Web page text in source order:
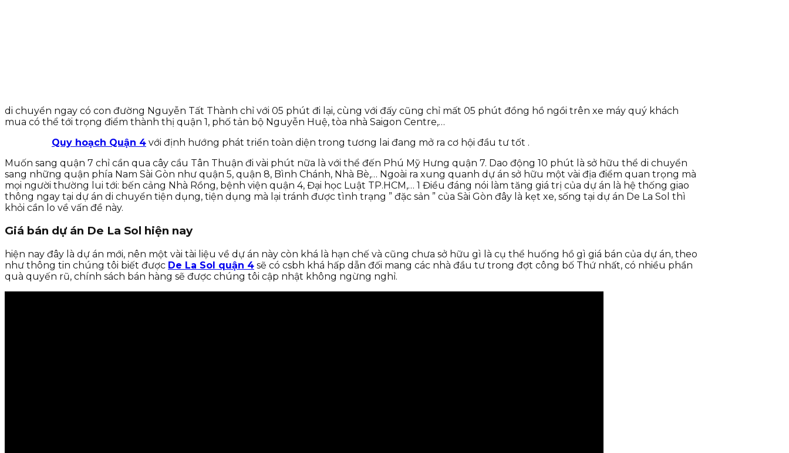
di chuyển ngay có con đường Nguyễn Tất Thành chỉ với 05 phút đi lại, cùng với đấy cũng chỉ mất 05 phút đồng hồ ngồi trên xe máy quý khách
mua có thể tới trọng điểm thành thị quận 1, phố tản bộ Nguyễn Huệ, tòa nhà Saigon Centre,…
Quy hoạch Quận 4 với định hướng phát triển toàn diện trong tương lai đang mở ra cơ hội đầu tư tốt .
Muốn sang quận 7 chỉ cần qua cây cầu Tân Thuận đi vài phút nữa là với thể đến Phú Mỹ Hưng quận 7. Dao động 10 phút là sở hữu thể di chuyển
sang những quận phía Nam Sài Gòn như quận 5, quận 8, Bình Chánh, Nhà Bè,… Ngoài ra xung quanh dự án sở hữu một vài địa điểm quan trọng mà
mọi người thường lui tới: bến cảng Nhà Rồng, bệnh viện quận 4, Đại học Luật TP.HCM,… 1 Điều đáng nói làm tăng giá trị của dự án là hệ thống giao
thông ngay tại dự án di chuyển tiện dụng, tiện dụng mà lại tránh được tình trạng ” đặc sản ” của Sài Gòn đây là kẹt xe, sống tại dự án De La Sol thì
khỏi cần lo về vấn đề này.
Giá bán dự án De La Sol hiện nay
hiện nay đây là dự án mới, nên một vài tài liệu về dự án này còn khá là hạn chế và cũng chưa sở hữu gì là cụ thể huống hồ gì giá bán của dự án, theo
như thông tin chúng tôi biết được De La Sol quận 4 sẽ có csbh khá hấp dẫn đối mang các nhà đầu tư trong đợt công bố Thứ nhất, có nhiều phần
quà quyến rũ, chính sách bán hàng sẽ được chúng tôi cập nhật không ngừng nghỉ.